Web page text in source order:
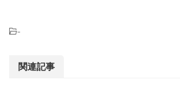
-
関連記事